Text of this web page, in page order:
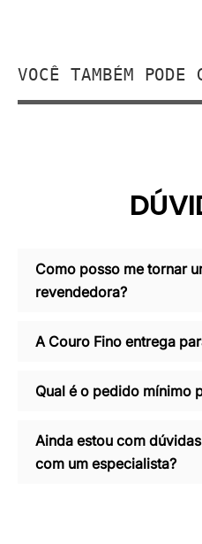
VOCÊ TAMBÉM PODE
Como posso me tornar
revendedora?
A Couro Fino entrega
Qual é o pedido mínimo
Ainda estou com
com um especialista?